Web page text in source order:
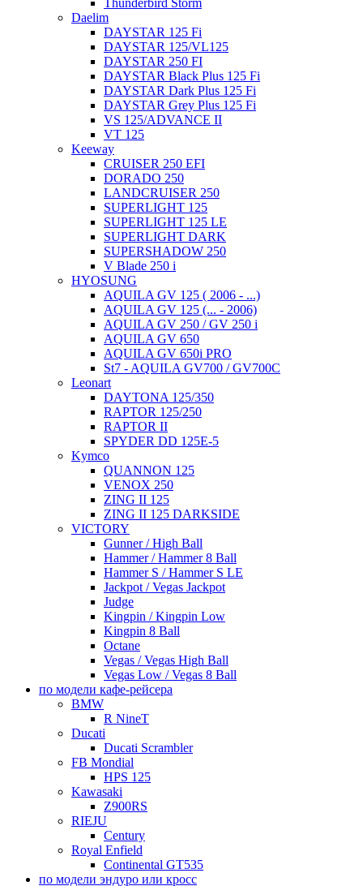
Thunderbird Storm
Daelim
DAYSTAR 125 Fi
DAYSTAR 125/VL125
DAYSTAR 250 FI
DAYSTAR Black Plus 125 Fi
DAYSTAR Dark Plus 125 Fi
DAYSTAR Grey Plus 125 Fi
VS 125/ADVANCE II
VT 125
Keeway
CRUISER 250 EFI
DORADO 250
LANDCRUISER 250
SUPERLIGHT 125
SUPERLIGHT 125 LE
SUPERLIGHT DARK
SUPERSHADOW 250
V Blade 250 i
HYOSUNG
AQUILA GV 125 ( 2006 - ...)
AQUILA GV 125 (... - 2006)
AQUILA GV 250 / GV 250 i
AQUILA GV 650
AQUILA GV 650i PRO
St7 - AQUILA GV700 / GV700C
Leonart
DAYTONA 125/350
RAPTOR 125/250
RAPTOR II
SPYDER DD 125E-5
Kymco
QUANNON 125
VENOX 250
ZING II 125
ZING II 125 DARKSIDE
VICTORY
Gunner / High Ball
Hammer / Hammer 8 Ball
Hammer S / Hammer S LE
Jackpot / Vegas Jackpot
Judge
Kingpin / Kingpin Low
Kingpin 8 Ball
Octane
Vegas / Vegas High Ball
Vegas Low / Vegas 8 Ball
по модели кафе-рейсера
BMW
R NineT
Ducati
Ducati Scrambler
FB Mondial
HPS 125
Kawasaki
Z900RS
RIEJU
Century
Royal Enfield
Continental GT535
по модели эндуро или кросс